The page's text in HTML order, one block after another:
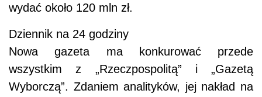
wydać około 120 mln zł.
Dziennik na 24 godziny
Nowa gazeta ma konkurować przede
wszystkim z „Rzeczpospolitą” i „Gazetą
Wyborczą”. Zdaniem analityków, jej nakład na